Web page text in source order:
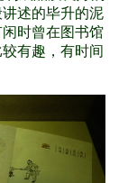
述的毕升的泥
时曾在图书馆
有趣，有时间